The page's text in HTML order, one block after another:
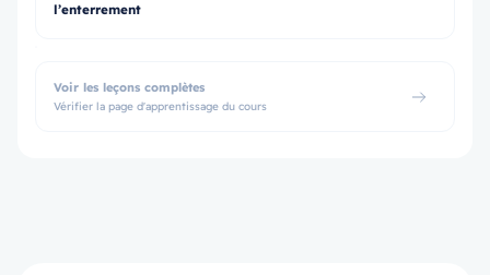
l’enterrement
Voir les leçons complètes
Vérifier la page d'apprentissage du cours